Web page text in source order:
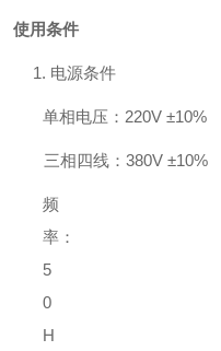
使用条件
1. 电源条件
单相电压 ： 220V ±10%
三相四线： 380V ±10%
频
率：
5
0
H